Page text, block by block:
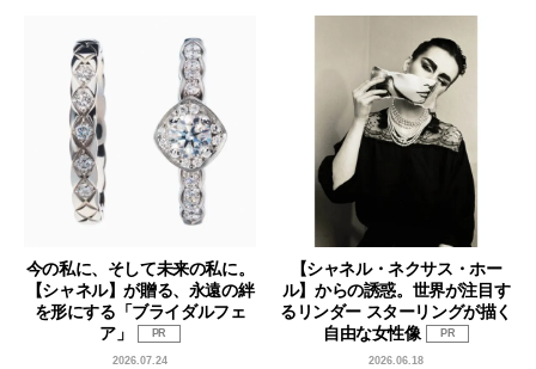
今の私に、そして未来の私に。
【シャネル】が贈る、永遠の絆
を形にする「ブライダルフェ
ア」
PR
2026.07.24
【シャネル・ネクサス・ホー
ル】からの誘惑。世界が注目す
るリンダー スターリングが描く
自由な女性像
PR
2026.06.18